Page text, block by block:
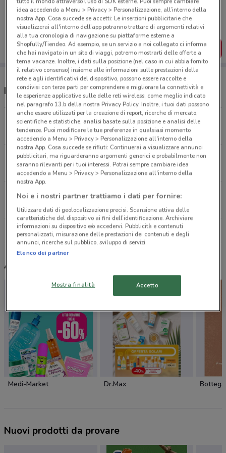
Porta DoveConviene sempre con te!
Puoi trovare le migliori offerte dei negozi vicino a te,
salvarle e creare la tua lista del risparmio, comodamente
dal tuo cellulare.
SCARICA L’APP
Negozi VisionOttica a Roncadelle
Via Luigi Einaudi Snc Roncadelle
1.7 km
Via Cortivazzo, 1/B Castel Mella
2.9 km
Corso Magenta, 12 Brescia
5.9 km
CHIUSO
Tutti i negozi VisionOttica
Altri volantini nelle vicinanze
Medi-Market Dr.Max
Nuovi prodotti da provare
idea accedendo a Menu > Privacy > Personalizzazione, all’interno della
nostra App. Cosa succede se accetti: Le inserzioni pubblicitarie che
visualizzerai all'interno dell’app potranno trattare di argomenti relativi
alla tua cronologia di navigazione su piattaforme esterne a
Shopfully/Tiendeo. Ad esempio, se un servizio a noi collegato ci informa
che hai navigato in un sito di viaggi, potremo mostrarti delle offerte a
tema vacanze. Inoltre, i dati sulla posizione (nel caso in cui abbia fornito
il relativo consenso) insieme alle informazioni sulle prestazioni della
rete e agli identificativi del dispositivo, possono essere raccolte e
condivisi con terze parti per comprendere e migliorare la connettività e
le esperienze applicative sulle delle reti wireless, come meglio indicato
nel paragrafo 13.b della nostra Privacy Policy. Inoltre, i tuoi dati possono
anche essere utilizzati per la creazione di report, ricerche di mercato,
scientifiche e statistiche, analisi basate sulla posizione e analisi delle
tendenze. Puoi modificare le tue preferenze in qualsiasi momento
accedendo a Menu > Privacy > Personalizzazione all'interno della
nostra App. Cosa succede se rifiuti: Continuerai a visualizzare annunci
pubblicitari, ma riguarderanno argomenti generici e probabilmente non
saranno rilevanti per i tuoi interessi. Potrai sempre cambiare idea
accedendo a Menu > Privacy > Personalizzazione all'interno della
nostra App.
Noi e i nostri partner trattiamo i dati per fornire:
Utilizzare dati di geolocalizzazione precisi. Scansione attiva delle
caratteristiche del dispositivo ai fini dell’identificazione. Archiviare
informazioni su dispositivo e/o accedervi. Pubblicità e contenuti
personalizzati, misurazione delle prestazioni dei contenuti e degli
annunci, ricerche sul pubblico, sviluppo di servizi.
Elenco dei partner
Mostra finalità Accetto